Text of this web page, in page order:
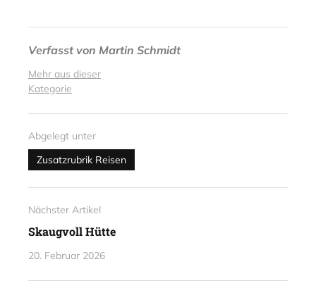
Verfasst von Martin Schmidt
Mehr aus dieser
Kategorie
Abgelegt unter
Zusatzrubrik Reisen
Nächster Artikel
Skaugvoll Hütte
20. Februar 2026